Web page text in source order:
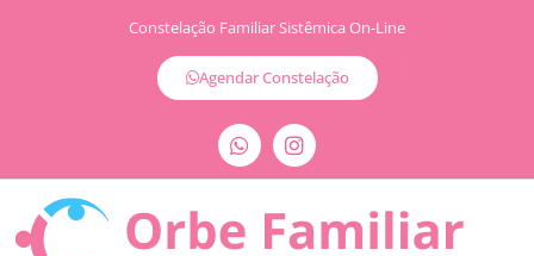
Constelação Familiar Sistêmica On-Line
Agendar Constelação